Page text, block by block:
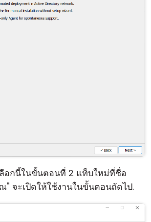
อกนี้ในขั้นตอนที่ 2 แท็บใหม่ที่ชื่อ
" จะเปิดให้ใช้งานในขั้นตอนถัดไป.
รีมิส